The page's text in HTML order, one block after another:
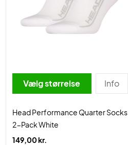
Vælg størrelse Info
Head Performance Quarter Socks
2-Pack White
149,00 kr.